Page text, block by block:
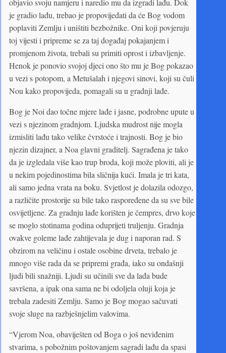
objavio svoju namjeru i naredio mu da izgradi lađu. Dok
je gradio lađu, trebao je propovijedati da će Bog vodom
poplaviti Zemlju i uništiti bezbožnike. Oni koji povjeruju
toj vijesti i pripreme se za taj događaj pokajanjem i
promjenom života, trebali su primiti oprost i izbavljenje.
Henok je ponovio svojoj djeci ono što mu je Bog pokazao
u vezi s potopom, a Metušalah i njegovi sinovi, koji su čuli
Nou kako propovijeda, pomagali su u gradnji lađe.
Bog je Noi dao točne mjere lađe i jasne, podrobne upute u
vezi s njezinom gradnjom. Ljudska mudrost nije mogla
izmisliti lađu tako velike čvrstoće i trajnosti. Bog je bio
njezin dizajner, a Noa glavni graditelj. Sagrađena je tako
da je izgledala više kao trup broda, koji može ploviti, ali je
u nekim pojedinostima bila sličnija kući. Imala je tri kata,
ali samo jedna vrata na boku. Svjetlost je dolazila odozgo,
a različite prostorije su bile tako raspoređene da su sve bile
osvijetljene. Za gradnju lađe korišten je čempres, drvo koje
se moglo stotinama godina oduprijeti truljenju. Gradnja
ovakve goleme lađe zahtijevala je dug i naporan rad. S
obzirom na veličinu i ostale osobine drveta, trebalo je
mnogo više rada da se pripremi građa, iako su ondašnji
ljudi bili snažniji. Ljudi su učinili sve da lađa bude
savršena, a ipak ona sama ne bi odoljela oluji koja je
trebala zadesiti Zemlju. Samo je Bog mogao sačuvati
svoje sluge na razbješnjelim valovima.
“Vjerom Noa, obaviješten od Boga o još neviđenim
stvarima, s pobožnim poštovanjem sagradi lađu da spasi